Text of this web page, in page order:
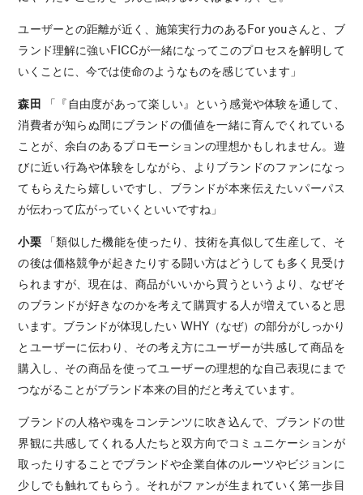
ユーザーとの距離が近く、施策実行力のあるFor youさんと、ブ
ランド理解に強いFICCが一緒になってこのプロセスを解明して
いくことに、今では使命のようなものを感じています」
森田 「『自由度があって楽しい』という感覚や体験を通して、
消費者が知らぬ間にブランドの価値を一緒に育んでくれている
ことが、余白のあるプロモーションの理想かもしれません。遊
びに近い行為や体験をしながら、よりブランドのファンになっ
てもらえたら嬉しいですし、ブランドが本来伝えたいパーパス
が伝わって広がっていくといいですね」
小栗「類似した機能を使ったり、技術を真似して生産して、そ
の後は価格競争が起きたりする闘い方はどうしても多く見受け
られますが、現在は、商品がいいから買うというより、なぜそ
のブランドが好きなのかを考えて購買する人が増えていると思
います。ブランドが体現したい WHY（なぜ）の部分がしっかり
とユーザーに伝わり、その考え方にユーザーが共感して商品を
購入し、その商品を使ってユーザーの理想的な自己表現にまで
つながることがブランド本来の目的だと考えています。
ブランドの人格や魂をコンテンツに吹き込んで、ブランドの世
界観に共感してくれる人たちと双方向でコミュニケーションが
取ったりすることでブランドや企業自体のルーツやビジョンに
少しでも触れてもらう。それがファンが生まれていく第一歩目